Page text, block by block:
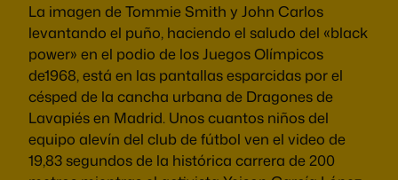
La imagen de Tommie Smith y John Carlos
levantando el puño, haciendo el saludo del «black
power» en el podio de los Juegos Olímpicos
de1968, está en las pantallas esparcidas por el
césped de la cancha urbana de Dragones de
Lavapiés en Madrid. Unos cuantos niños del
equipo alevín del club de fútbol ven el video de
19,83 segundos de la histórica carrera de 200